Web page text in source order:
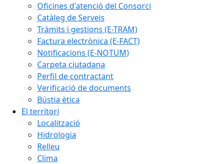
Oficines d'atenció del Consorci
Catàleg de Serveis
Tràmits i gestions (E-TRAM)
Factura electrònica (E-FACT)
Notificacions (E-NOTUM)
Carpeta ciutadana
Perfil de contractant
Verificació de documents
Bústia ètica
El territori
Localització
Hidrologia
Relleu
Clima